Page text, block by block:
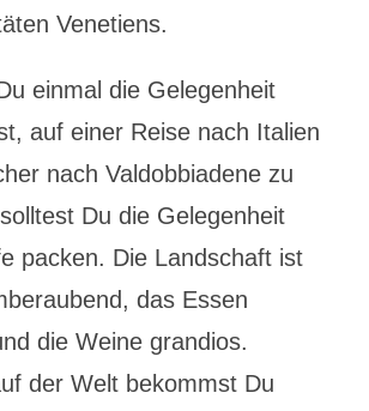
Venetiens.
einmal die Gelegenheit
auf einer Reise nach Italien
nach Valdobbiadene zu
Du die Gelegenheit
packen. Die Landschaft ist
das Essen
die Weine grandios.
der Welt bekommst Du